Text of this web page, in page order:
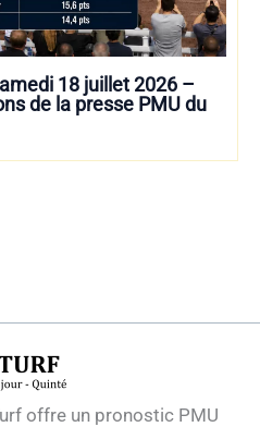
18 juillet 2026 –
de la presse PMU du
offre un pronostic PMU